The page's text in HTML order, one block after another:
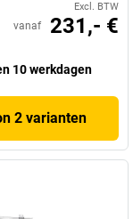
Excl. BTW
vanaf 231,- €
10 werkdagen
2 varianten